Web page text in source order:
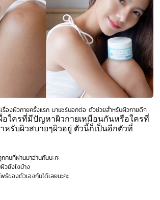
รื่องผิวกายครั้งแรก มาแชร์บอกต่อ ตัวช่วยสำหรับผิวกายดีๆ
อใครที่มีปัญหาผิวกายเหมือนกันหรือใครที่
หรับผิวสบายๆผิวอยู่ ตัวนี้ก็เป็นอีกตัวที่
นที่ผ่านมาอ่านกันนะคะ
วยังไงบ้าง
ของตัวเองกันได้เลยนะคะ